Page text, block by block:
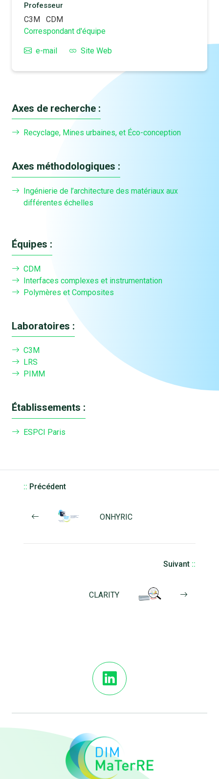
Professeur
C3M
CDM
Correspondant d'équipe
e-mail Site Web
Axes de recherche :
Recyclage, Mines urbaines, et Éco-conception
Axes méthodologiques :
Ingénierie de l’architecture des matériaux aux
différentes échelles
Équipes :
CDM
Interfaces complexes et instrumentation
Polymères et Composites
Laboratoires :
C3M
LRS
PIMM
Établissements :
ESPCI Paris
:: Précédent
ONHYRIC
Suivant ::
CLARITY